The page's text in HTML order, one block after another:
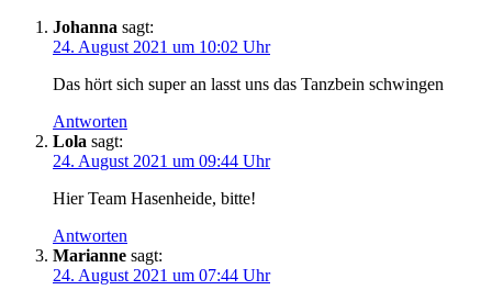
Johanna sagt:
24. August 2021 um 10:02 Uhr
Das hört sich super an lasst uns das Tanzbein schwingen
Antworten
Lola sagt:
24. August 2021 um 09:44 Uhr
Hier Team Hasenheide, bitte!
Antworten
Marianne sagt:
24. August 2021 um 07:44 Uhr